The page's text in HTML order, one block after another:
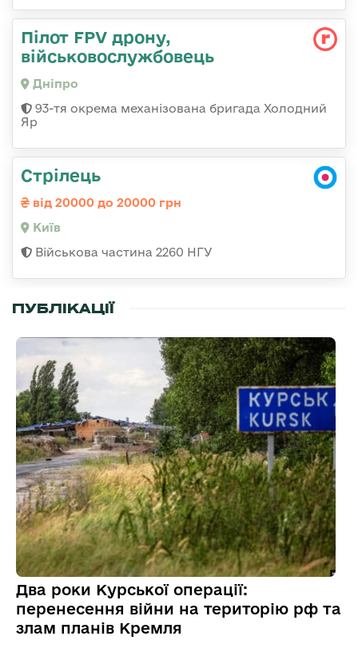
Пілот FPV дрону,
військовослужбовець
Дніпро
93-тя окрема механізована бригада Холодний
Яр
Стрілець
від 20000 до 20000 грн
Київ
Військова частина 2260 НГУ
ПУБЛІКАЦІЇ
Два роки Курської операції:
перенесення війни на територію рф та
злам планів Кремля